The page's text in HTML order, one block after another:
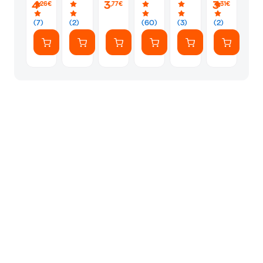
(7)
4,26€
Κομμάτια)
(2)
1-10
3,77€
(60) (3) (2)
3,31€